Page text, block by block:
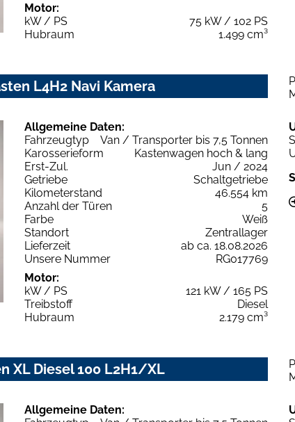
Motor:
kW / PS
75 kW / 102 PS
Hubraum
1.499 cm³
L4H2 Navi Kamera
Allgemeine Daten:
Fahrzeugtyp
Van / Transporter bis 7,5 Tonnen
Karosserieform
Kastenwagen hoch & lang
Erst-Zul.
Jun / 2024
Getriebe
Schaltgetriebe
Kilometerstand
46.554 km
Anzahl der Türen
5
Farbe
Weiß
Standort
Zentrallager
Lieferzeit
ab ca. 18.08.2026
Unsere Nummer
RG017769
Motor:
kW / PS
121 kW / 165 PS
Treibstoff
Diesel
Hubraum
2.179 cm³
XL Diesel 100 L2H1/XL
Allgemeine Daten: